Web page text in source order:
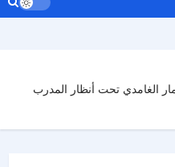
الغامدي تحت أنظار المدرب